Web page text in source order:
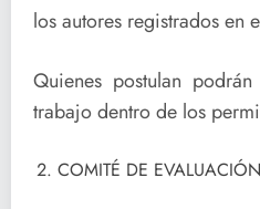
los autores registrados en
Quienes postulan
trabajo dentro de los
COMITÉ DE EVALUACIÓN